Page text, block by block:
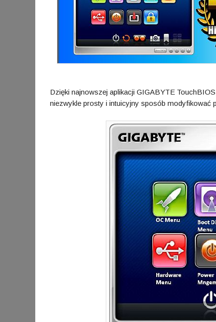
Dzięki najnowszej aplikacji GIGABYTE
niezwykle prosty i intuicyjny sposób modyfikować